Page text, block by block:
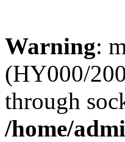
Warning:
(HY000/
through
/home/